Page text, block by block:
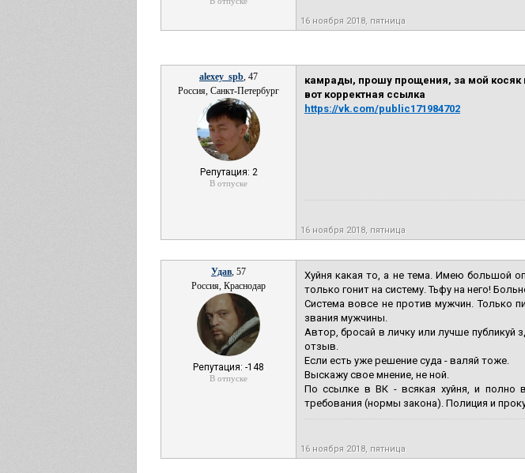
16 ноября 2018, пятница
alexey_spb, 47
Россия, Санкт-Петербург
Репутация: 2
В отпуске
камрады, прошу прощения, за мой косяк
вот корректная ссылка
https://vk.com/public171984702
16 ноября 2018, пятница
Удав, 57
Россия, Краснодар
Репутация: -148
В отпуске
Хуйня какая то, а не тема. Имею большой
только гонит на систему. Тьфу на него!
Система вовсе не против мужчин. Только
звания мужчины.
Автор, бросай в личку или лучше публикуй
отзыв.
Если есть уже решение суда - валяй тоже.
Выскажу свое мнение, не ной.
По ссылке в ВК - всякая хуйня, и полно
требования (нормы закона). Полиция и
16 ноября 2018, пятница